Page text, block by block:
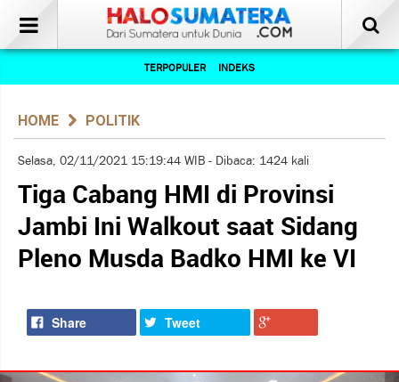
TERPOPULER INDEKS
HOME POLITIK
Selasa, 02/11/2021 15:19:44 WIB - Dibaca: 1424 kali
Tiga Cabang HMI di Provinsi
Jambi Ini Walkout saat Sidang
Pleno Musda Badko HMI ke VI
Share Tweet